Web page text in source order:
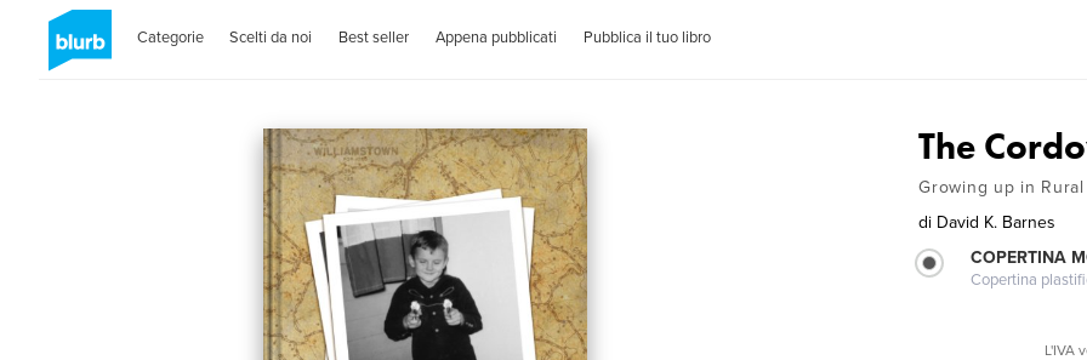
Categorie Scelti da noi Best seller Appena pubblicati Pubblica il tuo libro
The
Growing up in
di David K. Barnes
COPERTINA
Copertina
L'IVA